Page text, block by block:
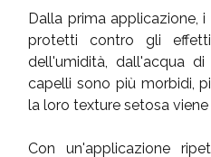
Dalla prima applicazione,
protetti contro gli
dell'umidità, dall'acqua
capelli sono più morbidi,
la loro texture setosa
Con un'applicazione